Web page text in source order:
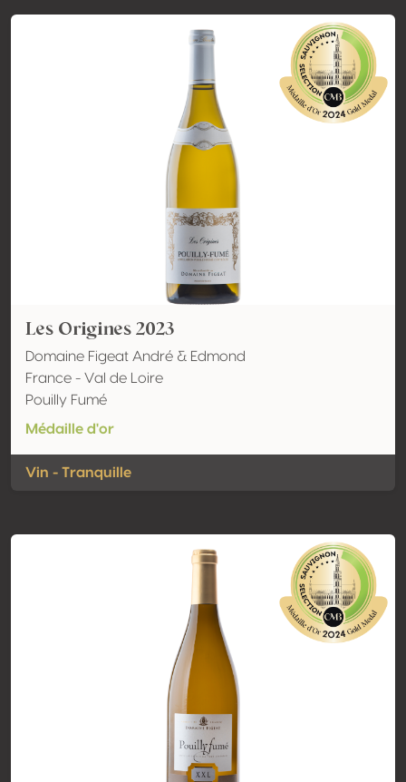
Les Origines 2023
Domaine Figeat André & Edmond
France - Val de Loire
Pouilly Fumé
Médaille d'or
Vin - Tranquille